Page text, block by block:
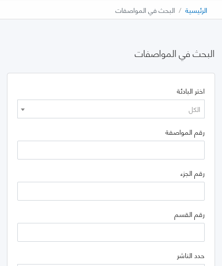
الرئيسية البحث في المواصفات
البحث في المواصفات
اختر البادئة
الكل
رقم المواصفة
رقم الجزء
رقم القسم
حدد الناشر